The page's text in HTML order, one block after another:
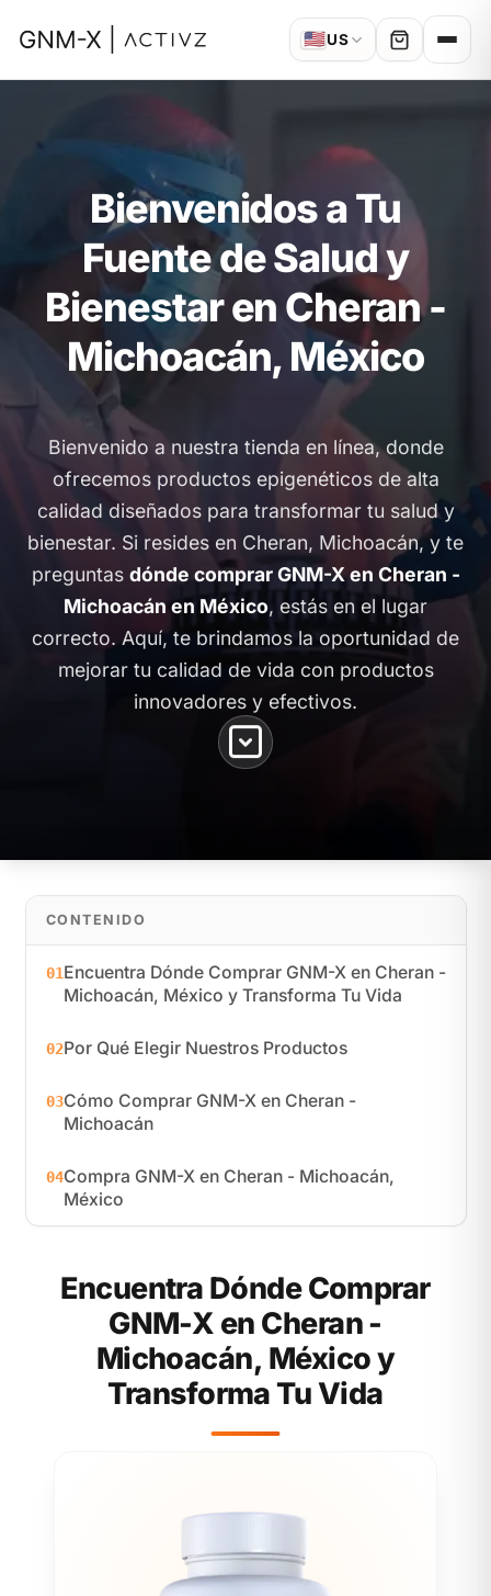
🇺🇸US
Bienvenidos a Tu
Fuente de Salud y
Bienestar en Cheran -
Michoacán, México
Bienvenido a nuestra tienda en línea, donde
ofrecemos productos epigenéticos de alta
calidad diseñados para transformar tu salud y
bienestar. Si resides en Cheran, Michoacán, y te
preguntas dónde comprar GNM-X en Cheran -
Michoacán en México, estás en el lugar
correcto. Aquí, te brindamos la oportunidad de
mejorar tu calidad de vida con productos
innovadores y efectivos.
CONTENIDO
01Encuentra Dónde Comprar GNM-X en Cheran -
Michoacán, México y Transforma Tu Vida
02Por Qué Elegir Nuestros Productos
03Cómo Comprar GNM-X en Cheran -
Michoacán
04Compra GNM-X en Cheran - Michoacán,
México
Encuentra Dónde Comprar
GNM-X en Cheran -
Michoacán, México y
Transforma Tu Vida